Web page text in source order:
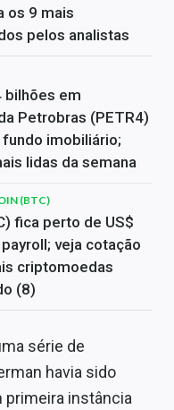
os 9 mais
pelos analistas
bilhões em
Petrobras (PETR4)
imobiliário;
lidas da semana
(BTC)
fica perto de US$
veja cotação
criptomoedas
(8)
série de
havia sido
primeira instância